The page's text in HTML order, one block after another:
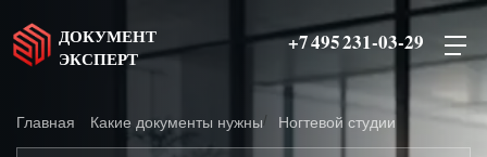
ДОКУМЕНТ
ЭКСПЕРТ
+7 495 231-03-29
Главная Какие документы нужны Ногтевой студии